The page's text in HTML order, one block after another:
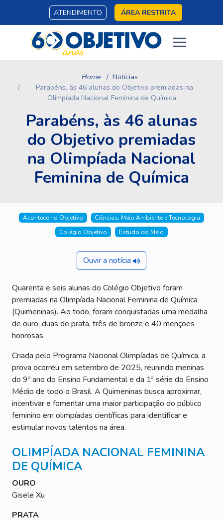
ATENDIMENTO ÁREA RESTRITA
Home
Notícias
Parabéns, às 46 alunas do Objetivo premiadas na
Olimpíada Nacional Feminina de Química
Parabéns, às 46 alunas
do Objetivo premiadas
na Olimpíada Nacional
Feminina de Química
Acontece no Objetivo
Ciências, Meio Ambiente e Tecnologia
Colégio Objetivo
Estudo do Meio
Ouvir a notícia
Quarenta e seis alunas do Colégio Objetivo foram
premiadas na Olimpíada Nacional Feminina de Química
(Quimeninas). Ao todo, foram conquistadas uma medalha
de ouro, duas de prata, três de bronze e 40 menções
honrosas.
Criada pelo Programa Nacional Olimpíadas de Química, a
prova ocorreu em setembro de 2025, reunindo meninas
do 9º ano do Ensino Fundamental e da 1ª série do Ensino
Médio de todo o Brasil. A Quimeninas busca aproximar,
incentivar e fomentar uma maior participação do público
feminino em olimpíadas científicas para identificar e
estimular novos talentos na área.
OLIMPÍADA NACIONAL FEMININA
DE QUÍMICA
OURO
Gisele Xu
PRATA